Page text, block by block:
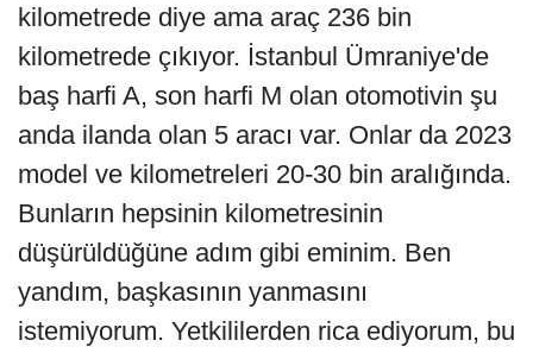
kilometrede diye ama araç 236 bin
kilometrede çıkıyor. İstanbul Ümraniye'de
baş harfi A, son harfi M olan otomotivin şu
anda ilanda olan 5 aracı var. Onlar da 2023
model ve kilometreleri 20-30 bin aralığında.
Bunların hepsinin kilometresinin
düşürüldüğüne adım gibi eminim. Ben
yandım, başkasının yanmasını
istemiyorum. Yetkililerden rica ediyorum, bu